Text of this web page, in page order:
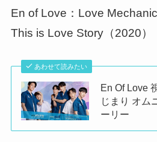
En of Love：Love
This is Love Story（2020）
あわせて読みたい
En Of Love
じまり オム
ーリー